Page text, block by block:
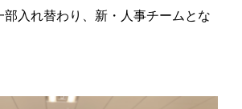
部入れ替わり、新・人事チームとな